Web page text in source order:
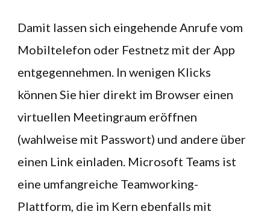
Damit lassen sich eingehende Anrufe vom
Mobiltelefon oder Festnetz mit der App
entgegennehmen. In wenigen Klicks
können Sie hier direkt im Browser einen
virtuellen Meetingraum eröffnen
(wahlweise mit Passwort) und andere über
einen Link einladen. Microsoft Teams ist
eine umfangreiche Teamworking-
Plattform, die im Kern ebenfalls mit